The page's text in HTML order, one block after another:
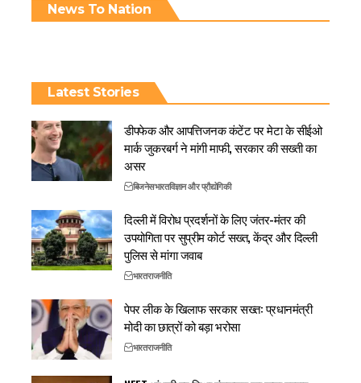
News To Nation
Latest Stories
डीपफेक और आपत्तिजनक कंटेंट पर मेटा के सीईओ
मार्क जुकरबर्ग ने मांगी माफी, सरकार की सख्ती का
असर
बिजनेसभारतविज्ञान और प्रौद्योगिकी
दिल्ली में विरोध प्रदर्शनों के लिए जंतर-मंतर की
उपयोगिता पर सुप्रीम कोर्ट सख्त, केंद्र और दिल्ली
पुलिस से मांगा जवाब
भारतराजनीति
पेपर लीक के खिलाफ सरकार सख्त: प्रधानमंत्री
मोदी का छात्रों को बड़ा भरोसा
भारतराजनीति